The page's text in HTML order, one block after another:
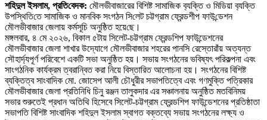
শ‌হিদুল ইসলাম, প্রতি‌বেদক: মৌলভীবাজারের বি‌শিষ্ট সাম‌া‌জিক ব‌্যক্তি ও মি‌ডিয়া ব‌্যক্তি
উপ‌স্থি‌তি‌তে সাম‌া‌জিক ও মান‌বিক সংগঠন সি‌লেট চট্টগ্রাম ফ্রেন্ড‌শীপ ফাউ‌ন্ডেশন
মৌলভীবাজার ‌জেলায় কর্মসূ‌চি অনু‌ষ্ঠিত হয়ে‌ছে।
মঙ্গলবার, ৪ মে ২০২৬, বিকাল ৫টায় সিলেট-চট্টগ্রাম ফ্রেন্ডশিপ ফাউন্ডেশনের
মৌলভীবাজার জেলা শাখার উদ্যোগে মৌলভীবাজার শহরের পানসি রেস্তোরাঁয় অত্যন্ত
সৌহার্দ্যপূর্ণ পরিবেশে একটি সভা অনুষ্ঠিত হয়। সভায় সংগঠনের ভবিষ্যৎ পরিকল্পনা এবং
সাংগঠনিক কার্যক্রম ত্বরান্বিত করা নিয়ে বিস্তারিত আলোচনা হয়। সংগঠনের বিশিষ্ট
ব্যক্তিত্ব সাংবাদিক মো. জোসেপ আলী চৌধুরীর সভাপতিত্বে এবং গণমুক্তি পত্রিকার
মৌলভীবাজার জেলা প্রতিনিধি চিনু রঞ্জন তালুকদার এর সঞ্চালনায় অনুষ্ঠিত মতবিনিময়
সভার শুরুতেই প্রধান অতিথি হিসেবে সিলেট-চট্টগ্রাম ফ্রেন্ডশিপ ফাউন্ডেশনের প্রতিষ্ঠাতা
সভাপতি বিশিষ্ট সাংবাদিক শহিদুল ইসলাম স্বাগত বক্তব্যে সভায় সংগঠনের লক্ষ্য ও